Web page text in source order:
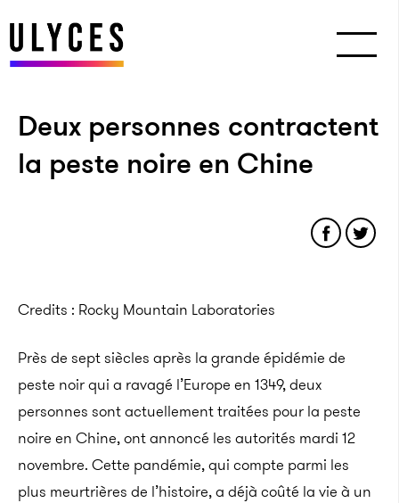
Deux personnes contractent
la peste noire en Chine
Credits : Rocky Mountain Laboratories
Près de sept siècles après la grande épidémie de
peste noir qui a ravagé l’Europe en 1349, deux
personnes sont actuellement traitées pour la peste
noire en Chine, ont annoncé les autorités mardi 12
novembre. Cette pandémie, qui compte parmi les
plus meurtrières de l’histoire, a déjà coûté la vie à un